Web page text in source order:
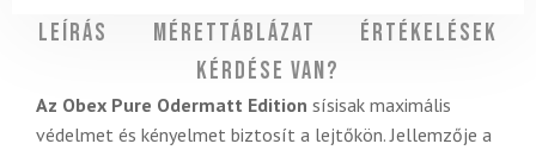
Leírás Mérettáblázat
Értékelések
Kérdése van?
Az Obex Pure Odermatt Edition sísisak maximális
védelmet és kényelmet biztosít a lejtőkön. Jellemzője a